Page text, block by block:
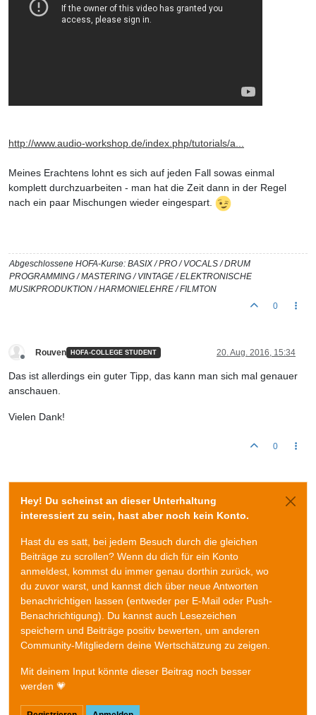
http://www.audio-workshop.de/index.php/tutorials/a...
Meines Erachtens lohnt es sich auf jeden Fall sowas einmal
komplett durchzuarbeiten - man hat die Zeit dann in der Regel
nach ein paar Mischungen wieder eingespart.
Abgeschlossene HOFA-Kurse: BASIX / PRO / VOCALS / DRUM
PROGRAMMING / MASTERING / VINTAGE / ELEKTRONISCHE
MUSIKPRODUKTION / HARMONIELEHRE / FILMTON
0
Rouven HOFA-COLLEGE STUDENT 20. Aug. 2016, 15:34
Das ist allerdings ein guter Tipp, das kann man sich mal genauer
anschauen.
Vielen Dank!
0
Hey! Du scheinst an dieser Unterhaltung
interessiert zu sein, hast aber noch kein Konto.
Hast du es satt, bei jedem Besuch durch die gleichen
Beiträge zu scrollen? Wenn du dich für ein Konto
anmeldest, kommst du immer genau dorthin zurück, wo
du zuvor warst, und kannst dich über neue Antworten
benachrichtigen lassen (entweder per E-Mail oder Push-
Benachrichtigung). Du kannst auch Lesezeichen
speichern und Beiträge positiv bewerten, um anderen
Community-Mitgliedern deine Wertschätzung zu zeigen.
Mit deinem Input könnte dieser Beitrag noch besser
werden 💗